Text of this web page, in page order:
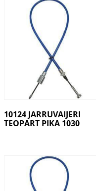
10124 JARRUVAIJERI
TEOPART PIKA 1030